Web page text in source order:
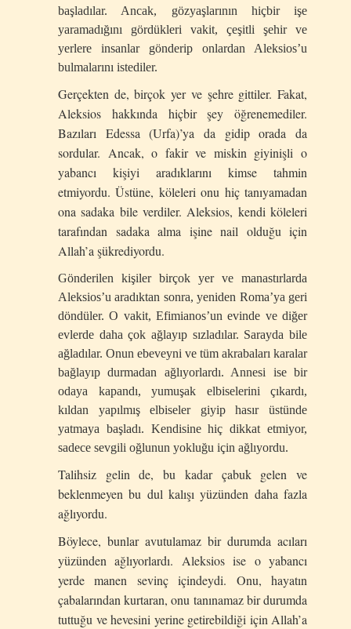
başladılar. Ancak, gözyaşlarının hiçbir işe
yaramadığını gördükleri vakit, çeşitli şehir ve
yerlere insanlar gönderip onlardan Aleksios’u
bulmalarını istediler.
Gerçekten de, birçok yer ve şehre gittiler. Fakat,
Aleksios hakkında hiçbir şey öğrenemediler.
Bazıları Edessa (Urfa)’ya da gidip orada da
sordular. Ancak, o fakir ve miskin giyinişli o
yabancı kişiyi aradıklarını kimse tahmin
etmiyordu. Üstüne, köleleri onu hiç tanıyamadan
ona sadaka bile verdiler. Aleksios, kendi köleleri
tarafından sadaka alma işine nail olduğu için
Allah’a şükrediyordu.
Gönderilen kişiler birçok yer ve manastırlarda
Aleksios’u aradıktan sonra, yeniden Roma’ya geri
döndüler. O vakit, Efimianos’un evinde ve diğer
evlerde daha çok ağlayıp sızladılar. Sarayda bile
ağladılar. Onun ebeveyni ve tüm akrabaları karalar
bağlayıp durmadan ağlıyorlardı. Annesi ise bir
odaya kapandı, yumuşak elbiselerini çıkardı,
kıldan yapılmış elbiseler giyip hasır üstünde
yatmaya başladı. Kendisine hiç dikkat etmiyor,
sadece sevgili oğlunun yokluğu için ağlıyordu.
Talihsiz gelin de, bu kadar çabuk gelen ve
beklenmeyen bu dul kalışı yüzünden daha fazla
ağlıyordu.
Böylece, bunlar avutulamaz bir durumda acıları
yüzünden ağlıyorlardı. Aleksios ise o yabancı
yerde manen sevinç içindeydi. Onu, hayatın
çabalarından kurtaran, onu tanınamaz bir durumda
tuttuğu ve hevesini yerine getirebildiği için Allah’a